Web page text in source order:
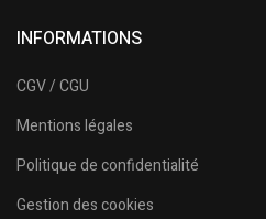
INFORMATIONS
CGV / CGU
Mentions légales
Politique de confidentialité
Gestion des cookies